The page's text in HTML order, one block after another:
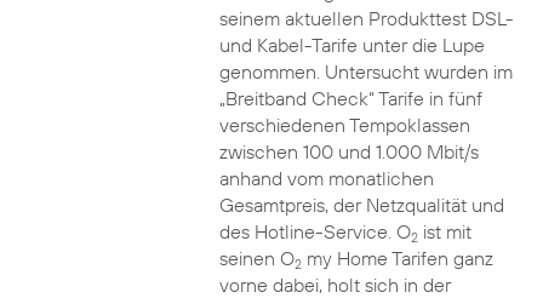
seinem aktuellen Produkttest DSL-
und Kabel-Tarife unter die Lupe
genommen. Untersucht wurden im
„Breitband Check“ Tarife in fünf
verschiedenen Tempoklassen
zwischen 100 und 1.000 Mbit/s
anhand vom monatlichen
Gesamtpreis, der Netzqualität und
des Hotline-Service. O2ist mit
seinen O2my Home Tarifen ganz
vorne dabei, holt sich in der